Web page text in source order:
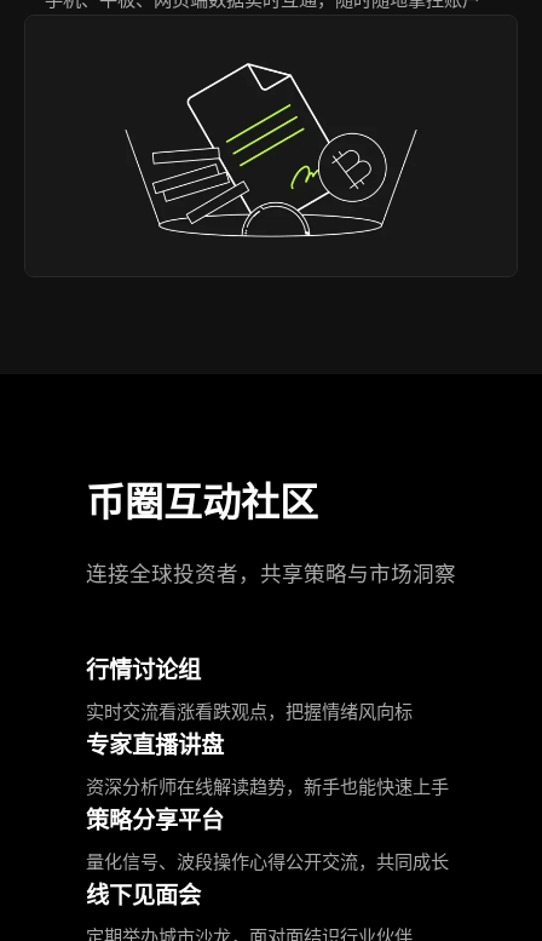
币圈互动社区
连接全球投资者，共享策略与市场洞察
行情讨论组
实时交流看涨看跌观点，把握情绪风向标
专家直播讲盘
资深分析师在线解读趋势，新手也能快速上手
策略分享平台
量化信号、波段操作心得公开交流，共同成长
线下见面会